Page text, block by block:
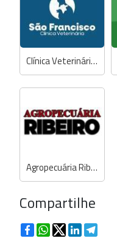
Clínica Veterinária e Pet Shop São Francisco
Agropecuária Ribeiro
Compartilhe
FacebookWhatsApp
TwitterLinkedIn